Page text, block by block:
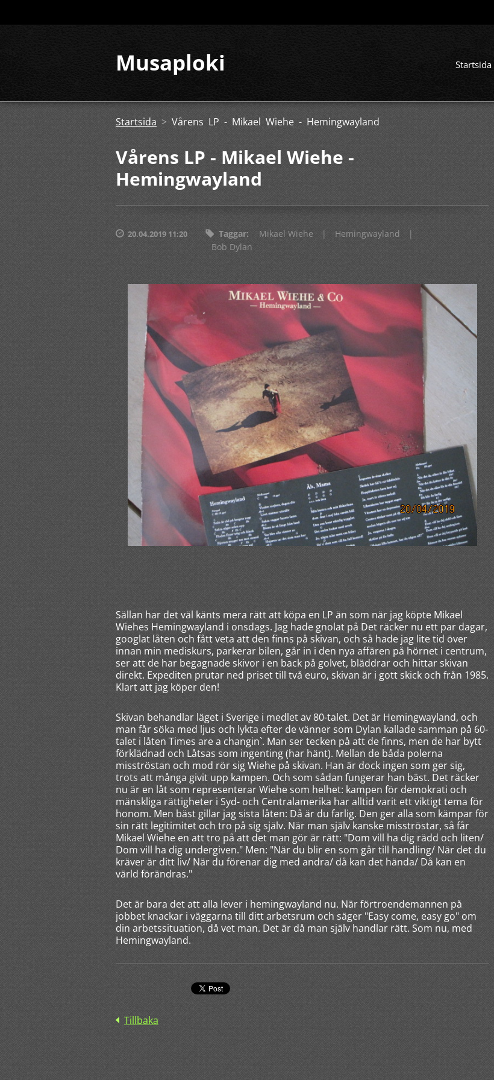
Musaploki Startsida
Startsida > Vårens LP - Mikael Wiehe - Hemingwayland
Vårens LP - Mikael Wiehe -
Hemingwayland
20.04.2019 11:20 Taggar: Mikael Wiehe | Hemingwayland
|
Bob Dylan
Sällan har det väl känts mera rätt att köpa en LP än som när jag köpte Mikael
Wiehes Hemingwayland i onsdags. Jag hade gnolat på Det räcker nu ett par dagar,
googlat låten och fått veta att den finns på skivan, och så hade jag lite tid över
innan min mediskurs, parkerar bilen, går in i den nya affären på hörnet i centrum,
ser att de har begagnade skivor i en back på golvet, bläddrar och hittar skivan
direkt. Expediten prutar ned priset till två euro, skivan är i gott skick och från 1985.
Klart att jag köper den!
Skivan behandlar läget i Sverige i medlet av 80-talet. Det är Hemingwayland, och
man får söka med ljus och lykta efter de vänner som Dylan kallade samman på 60-
talet i låten Times are a changin`. Man ser tecken på att de finns, men de har bytt
förklädnad och Låtsas som ingenting (har hänt). Mellan de båda polerna
misströstan och mod rör sig Wiehe på skivan. Han är dock ingen som ger sig,
trots att många givit upp kampen. Och som sådan fungerar han bäst. Det räcker
nu är en låt som representerar Wiehe som helhet: kampen för demokrati och
mänskliga rättigheter i Syd- och Centralamerika har alltid varit ett viktigt tema för
honom. Men bäst gillar jag sista låten: Då är du farlig. Den ger alla som kämpar för
sin rätt legitimitet och tro på sig själv. När man själv kanske misströstar, så får
Mikael Wiehe en att tro på att det man gör är rätt: "Dom vill ha dig rädd och liten/
Dom vill ha dig undergiven." Men: "När du blir en som går till handling/ När det du
kräver är ditt liv/ När du förenar dig med andra/ då kan det hända/ Då kan en
värld förändras."
Det är bara det att alla lever i hemingwayland nu. När förtroendemannen på
jobbet knackar i väggarna till ditt arbetsrum och säger "Easy come, easy go" om
din arbetssituation, då vet man. Det är då man själv handlar rätt. Som nu, med
Hemingwayland.
Tillbaka